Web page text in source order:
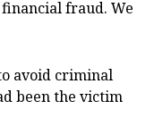
fraud. We
avoid criminal
been the victim